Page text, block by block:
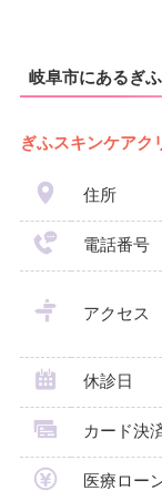
岐阜市にあるぎ
ぎふスキンケアク
住所
電話番号
アクセス
休診日
カード決
医療ロー